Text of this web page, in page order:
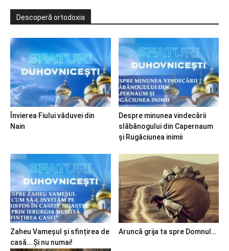
Descoperă ortodoxia
Învierea Fiului văduvei din
Nain
Despre minunea vindecării
slăbănogului din Capernaum
și Rugăciunea inimii
Zaheu Vameșul și sfințirea de
casă… Și nu numai!
Aruncă grija ta spre Domnul…